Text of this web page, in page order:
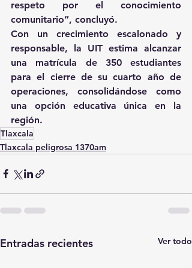
respeto por el conocimiento
comunitario”, concluyó.
Con un crecimiento escalonado y
responsable, la UIT estima alcanzar
una matrícula de 350 estudiantes
para el cierre de su cuarto año de
operaciones, consolidándose como
una opción educativa única en la
región.
Tlaxcala
Tlaxcala peligrosa 1370am
Entradas recientes Ver todo